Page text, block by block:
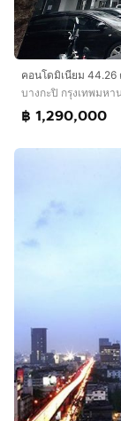
บางกะปิ กรุงเทพมหา
฿ 1,290,000